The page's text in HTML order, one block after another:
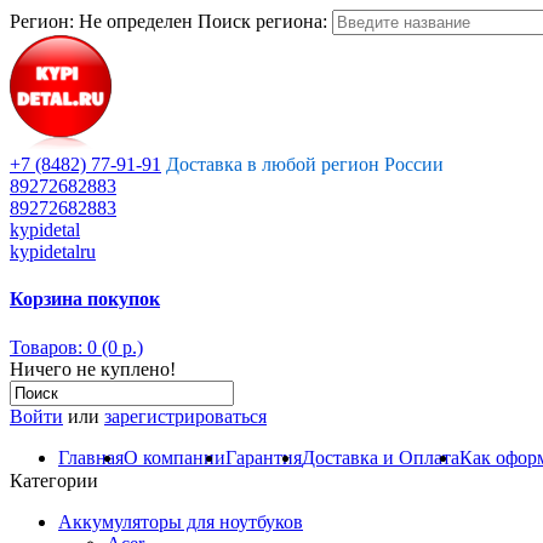
Регион: Не определен Поиск региона:
+7 (8482) 77-91-91 Доставка в любой регион России
89272682883
89272682883
kypidetal
kypidetalru
Корзина покупок
Товаров: 0 (0 р.)
Ничего не куплено!
Войти или зарегистрироваться
ГлавнаяО компанииГарантияДоставка и ОплатаКак
Категории
Аккумуляторы для ноутбуков